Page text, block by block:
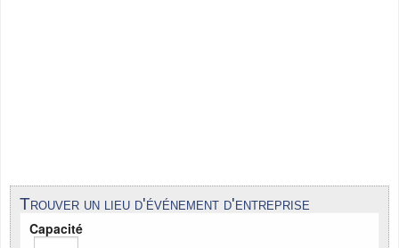
Trouver un lieu d'événement d'entreprise
Capacité